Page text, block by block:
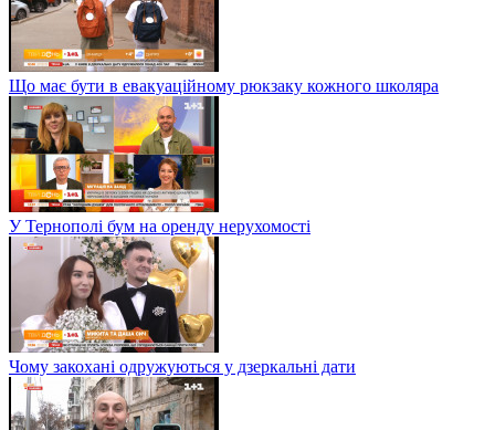
Що має бути в евакуаційному рюкзаку кожного школяра
У Тернополі бум на оренду нерухомості
Чому закохані одружуються у дзеркальні дати